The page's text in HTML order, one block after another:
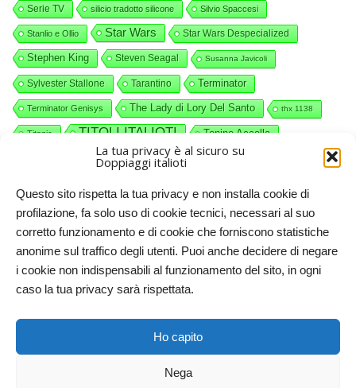
La tua privacy è al sicuro su
Doppiaggi italioti
Questo sito rispetta la tua privacy e non installa cookie di
profilazione, fa solo uso di cookie tecnici, necessari al suo
corretto funzionamento e di cookie che forniscono statistiche
anonime sul traffico degli utenti. Puoi anche decidere di negare
i cookie non indispensabili al funzionamento del sito, in ogni
caso la tua privacy sarà rispettata.
Ho capito
Nega
Serie TV silicio tradotto silicone Silvio Spaccesi
Stanlio e Ollio Star Wars Star Wars Despecialized
Stephen King Steven Seagal Susanna Javicoli
Sylvester Stallone Tarantino Terminator
Terminator Genisys The Lady di Lory Del Santo thx 1138
Titanic TITOLI ITALIOTI Tonino Accolla
videocommenti Willy Wonka
Doppiaggi italioti, 2011-2025. Licenze CC-BY-NC Creative
Commons – Attribuzione – Non commerciale